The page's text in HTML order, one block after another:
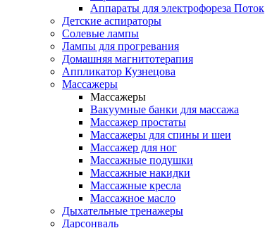
Аппараты для электрофореза Поток
Детские аспираторы
Солевые лампы
Лампы для прогревания
Домашняя магнитотерапия
Аппликатор Кузнецова
Массажеры
Массажеры
Вакуумные банки для массажа
Массажер простаты
Массажеры для спины и шеи
Массажер для ног
Массажные подушки
Массажные накидки
Массажные кресла
Массажное масло
Дыхательные тренажеры
Дарсонваль